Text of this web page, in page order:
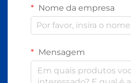
Nome da empresa
Mensagem